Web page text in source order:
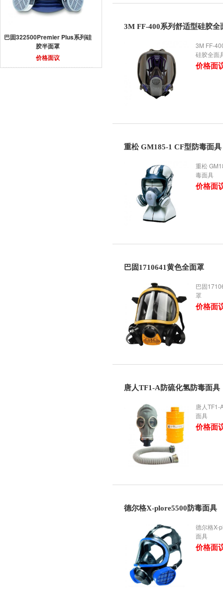
巴固322500Premier Plus系列硅
胶半面罩
价格面议
3M FF-400系列舒适型硅胶全
3M FF-
硅胶全面
价格面
重松 GM185-1 CF型防毒面具
重松
毒面具
价格面
巴固1710641黄色全面罩
巴固
罩
价格面
唐人TF1-A防硫化氢防毒面具
唐人TF1-
面具
价格面
德尔格X-plore5500防毒面具
德尔格X-
面具
价格面